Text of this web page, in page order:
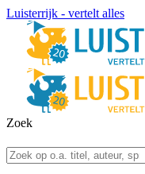
Luisterrijk - vertelt alles
Zoek